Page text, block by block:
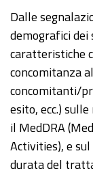
Dalle
demografici dei
caratteristiche
concomitanza
concomitanti/
esito, ecc.)
il MedDRA
Activities), e
durata del